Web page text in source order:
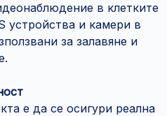
в клетките
устройства и камери в
за залавяне и
е да се осигури реална